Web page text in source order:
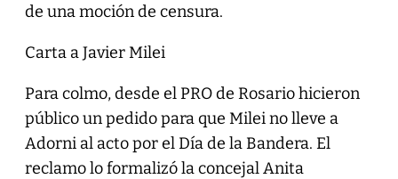
de una moción de censura.
Carta a Javier Milei
Para colmo, desde el PRO de Rosario hicieron
público un pedido para que Milei no lleve a
Adorni al acto por el Día de la Bandera. El
reclamo lo formalizó la concejal Anita